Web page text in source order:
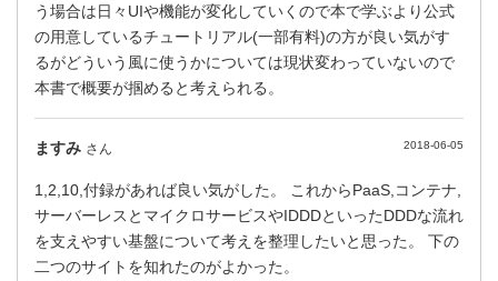
う場合は日々UIや機能が変化していくので本で学ぶより公式
の用意しているチュートリアル(一部有料)の方が良い気がす
るがどういう風に使うかについては現状変わっていないので
本書で概要が掴めると考えられる。
ますみ さん 2018-06-05
1,2,10,付録があれば良い気がした。 これからPaaS,コンテナ,
サーバーレスとマイクロサービスやIDDDといったDDDな流れ
を支えやすい基盤について考えを整理したいと思った。 下の
二つのサイトを知れたのがよかった。